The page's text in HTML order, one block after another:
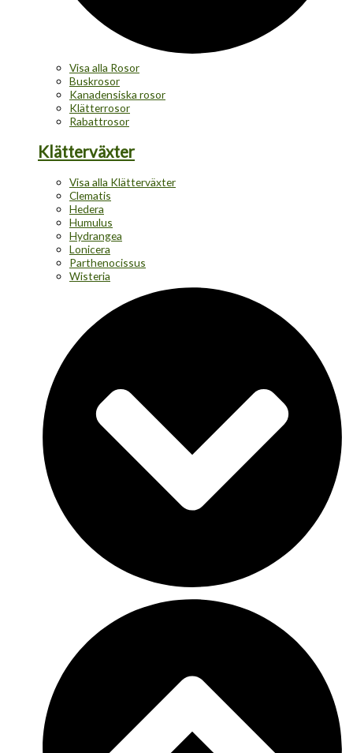
Visa alla Rosor
Buskrosor
Kanadensiska rosor
Klätterrosor
Rabattrosor
Klätterväxter
Visa alla Klätterväxter
Clematis
Hedera
Humulus
Hydrangea
Lonicera
Parthenocissus
Wisteria